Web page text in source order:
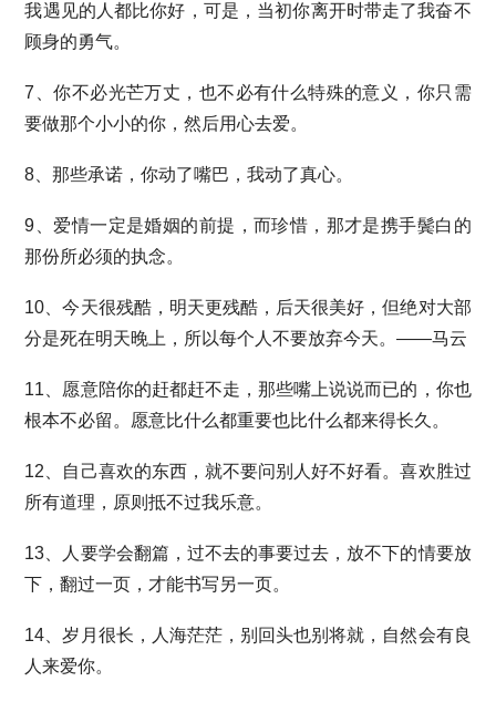
我遇见的人都比你好，可是，当初你离开时带走了我奋不
顾身的勇气。
7、你不必光芒万丈，也不必有什么特殊的意义，你只需
要做那个小小的你，然后用心去爱。
8、那些承诺，你动了嘴巴，我动了真心。
9、爱情一定是婚姻的前提，而珍惜，那才是携手鬓白的
那份所必须的执念。
10、今天很残酷，明天更残酷，后天很美好，但绝对大部
分是死在明天晚上，所以每个人不要放弃今天。——马云
11、愿意陪你的赶都赶不走，那些嘴上说说而已的，你也
根本不必留。愿意比什么都重要也比什么都来得长久。
12、自己喜欢的东西，就不要问别人好不好看。喜欢胜过
所有道理，原则抵不过我乐意。
13、人要学会翻篇，过不去的事要过去，放不下的情要放
下，翻过一页，才能书写另一页。
14、岁月很长，人海茫茫，别回头也别将就，自然会有良
人来爱你。